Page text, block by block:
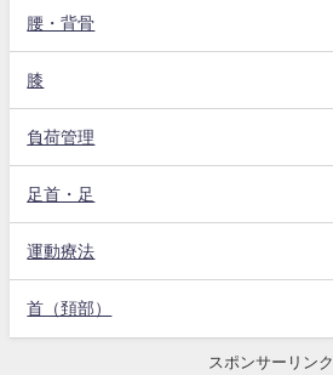
腰・背骨
膝
負荷管理
足首・足
運動療法
首（頚部）
スポンサーリンク